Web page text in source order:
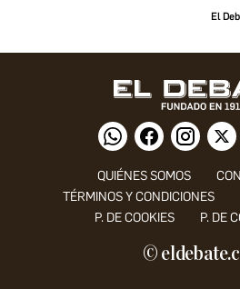
El
QUIÉNES SOMOS
TÉRMINOS Y CONDICIONES
P. DE COOKIES
P. DE
©